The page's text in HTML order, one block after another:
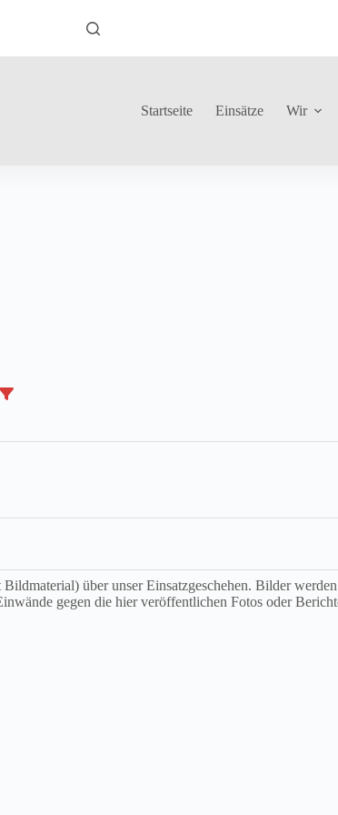
Startseite Einsätze Wir
über unser Einsatzgeschehen. Bilder
gegen die hier veröffentlichen Fotos oder